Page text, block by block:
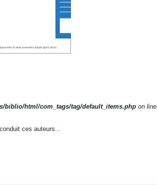
biblio/html/com_tags/tag/default_items.phpon line
ces auteurs...